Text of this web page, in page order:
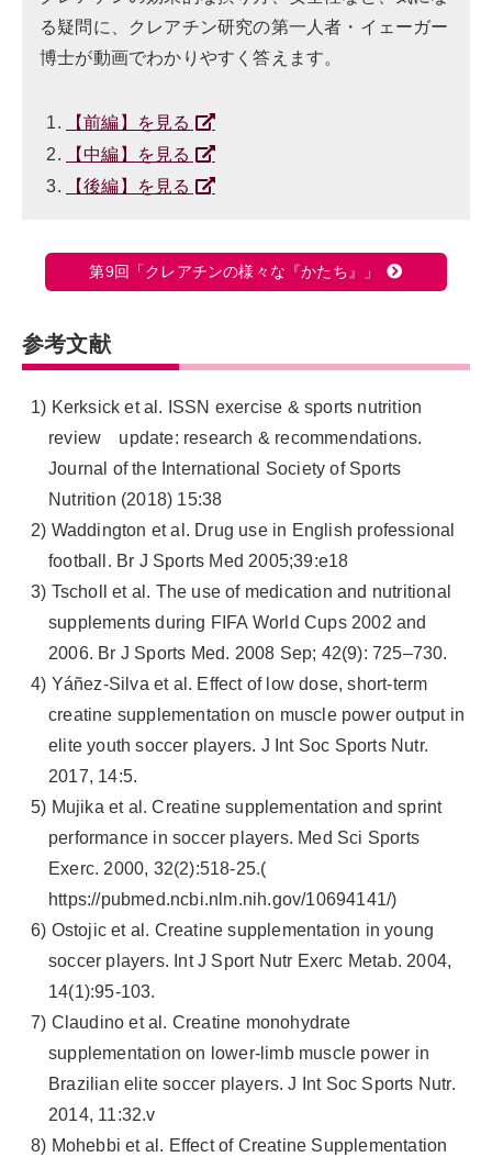
る疑問に、クレアチン研究の第一人者・イェーガー
博士が動画でわかりやすく答えます。
【前編】を見る
【中編】を見る
【後編】を見る
第9回「クレアチンの様々な『かたち』」
参考文献
1) Kerksick et al. ISSN exercise & sports nutrition
review update: research & recommendations.
Journal of the International Society of Sports
Nutrition (2018) 15:38
2) Waddington et al. Drug use in English professional
football. Br J Sports Med 2005;39:e18
3) Tscholl et al. The use of medication and nutritional
supplements during FIFA World Cups 2002 and
2006. Br J Sports Med. 2008 Sep; 42(9): 725–730.
4) Yáñez-Silva et al. Effect of low dose, short-term
creatine supplementation on muscle power output in
elite youth soccer players. J Int Soc Sports Nutr.
2017, 14:5.
5) Mujika et al. Creatine supplementation and sprint
performance in soccer players. Med Sci Sports
Exerc. 2000, 32(2):518-25.(
https://pubmed.ncbi.nlm.nih.gov/10694141/)
6) Ostojic et al. Creatine supplementation in young
soccer players. Int J Sport Nutr Exerc Metab. 2004,
14(1):95-103.
7) Claudino et al. Creatine monohydrate
supplementation on lower-limb muscle power in
Brazilian elite soccer players. J Int Soc Sports Nutr.
2014, 11:32.v
8) Mohebbi et al. Effect of Creatine Supplementation